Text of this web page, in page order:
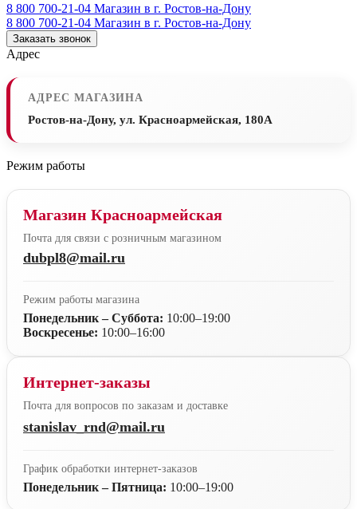
8 800 700-21-04 Магазин в г. Ростов-на-Дону
8 800 700-21-04 Магазин в г. Ростов-на-Дону
Заказать звонок
Адрес
АДРЕС МАГАЗИНА
Ростов-на-Дону, ул. Красноармейская, 180А
Режим работы
Магазин Красноармейская
Почта для связи с розничным магазином
dubpl8@mail.ru
Режим работы магазина
Понедельник – Суббота: 10:00–19:00
Воскресенье: 10:00–16:00
Интернет-заказы
Почта для вопросов по заказам и доставке
stanislav_rnd@mail.ru
График обработки интернет-заказов
Понедельник – Пятница: 10:00–19:00